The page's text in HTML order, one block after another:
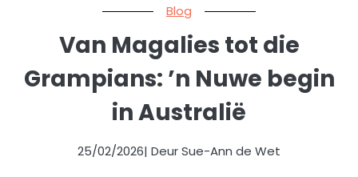
Blog
Van Magalies tot die
Grampians: ’n Nuwe begin
in Australië
25/02/2026| Deur Sue-Ann de Wet